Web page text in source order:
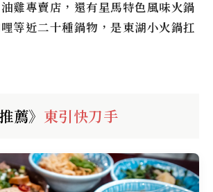
雞專賣店，還有星馬特色風味火鍋
等近二十種鍋物，是東湖小火鍋扛
薦》 東引快刀手